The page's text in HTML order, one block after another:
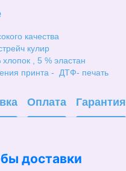
качества
кулир
, 5 % эластан
принта - ДТФ- печать
Оплата Гарантия
доставки